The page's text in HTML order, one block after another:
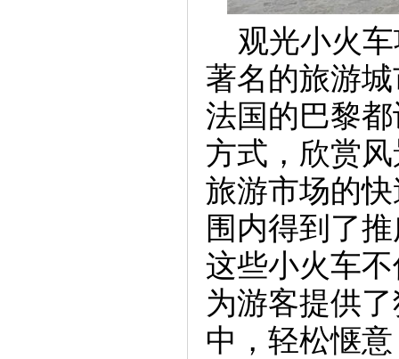
观光小火车
著名的旅游
法国的巴黎
方式，欣赏
旅游市场的
围内得到了
这些小火车
为游客提供
中，轻松惬